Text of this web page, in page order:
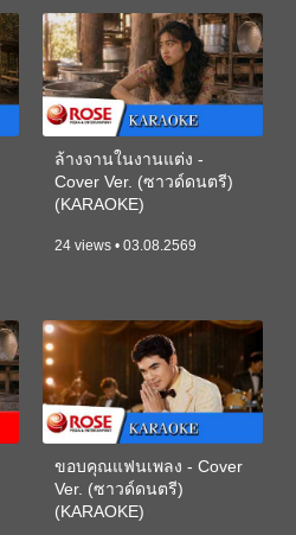
ล้างจานในงานแต่ง -
Cover Ver. (ซาวด์ดนตรี)
(KARAOKE)
24 views • 03.08.2569
ขอบคุณแฟนเพลง - Cover
Ver. (ซาวด์ดนตรี)
(KARAOKE)